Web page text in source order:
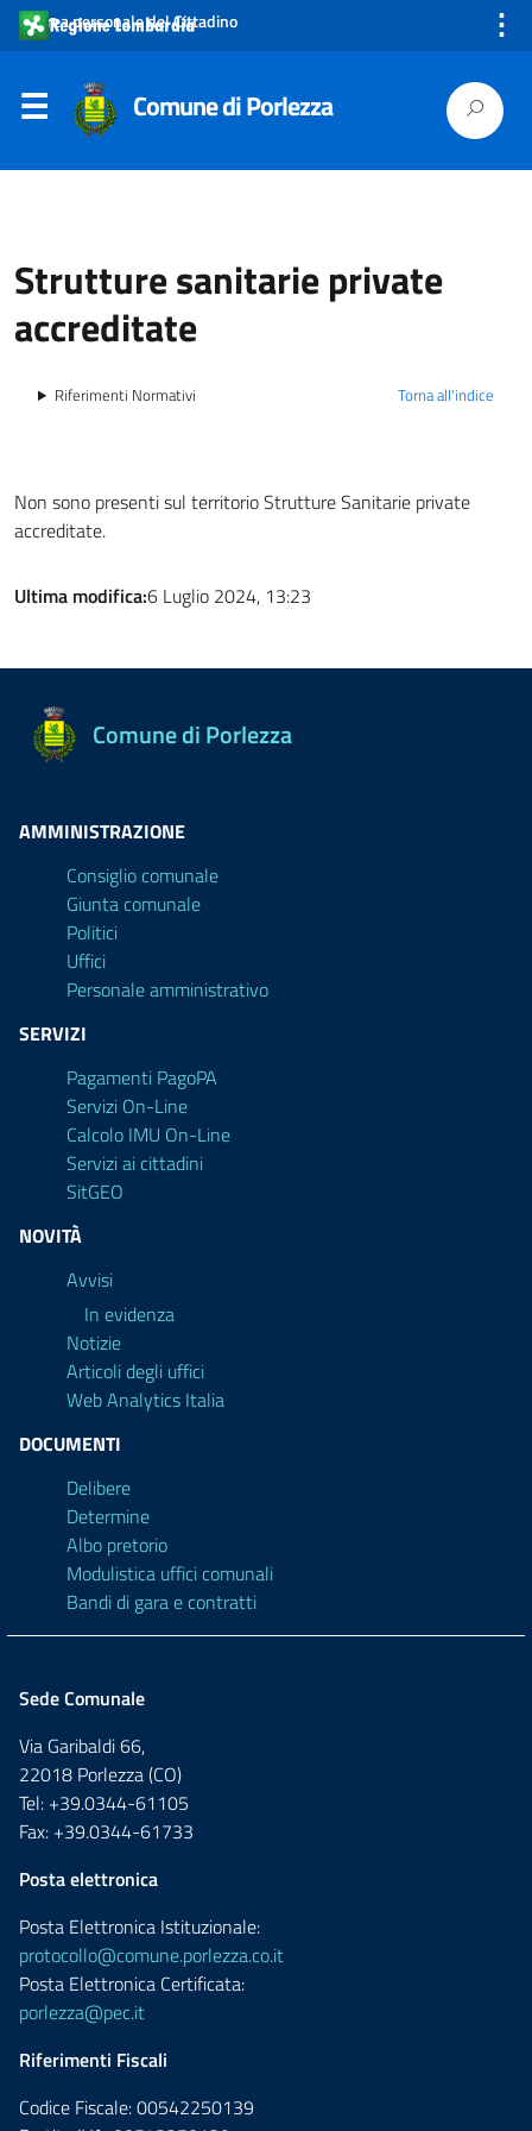
Area personale del Cittadino ⋮
Comune di Porlezza
Strutture sanitarie private
accreditate
Torna all'indice
Riferimenti Normativi
Non sono presenti sul territorio Strutture Sanitarie private
accreditate.
Ultima modifica:6 Luglio 2024, 13:23
Comune di Porlezza
AMMINISTRAZIONE
Consiglio comunale
Giunta comunale
Politici
Uffici
Personale amministrativo
SERVIZI
Pagamenti PagoPA
Servizi On-Line
Calcolo IMU On-Line
Servizi ai cittadini
SitGEO
NOVITÀ
Avvisi
In evidenza
Notizie
Articoli degli uffici
Web Analytics Italia
DOCUMENTI
Delibere
Determine
Albo pretorio
Modulistica uffici comunali
Bandi di gara e contratti
Sede Comunale
Via Garibaldi 66,
22018 Porlezza (CO)
Tel: +39.0344-61105
Fax: +39.0344-61733
Posta elettronica
Posta Elettronica Istituzionale:
protocollo@comune.porlezza.co.it
Posta Elettronica Certificata:
porlezza@pec.it
Riferimenti Fiscali
Codice Fiscale: 00542250139